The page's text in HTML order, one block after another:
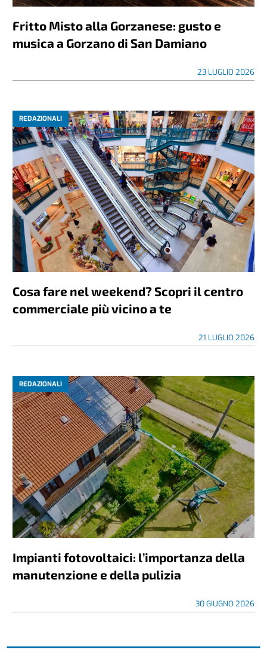
Fritto Misto alla Gorzanese: gusto e
musica a Gorzano di San Damiano
23 LUGLIO 2026
REDAZIONALI
Cosa fare nel weekend? Scopri il centro
commerciale più vicino a te
21 LUGLIO 2026
REDAZIONALI
Impianti fotovoltaici: l’importanza della
manutenzione e della pulizia
30 GIUGNO 2026